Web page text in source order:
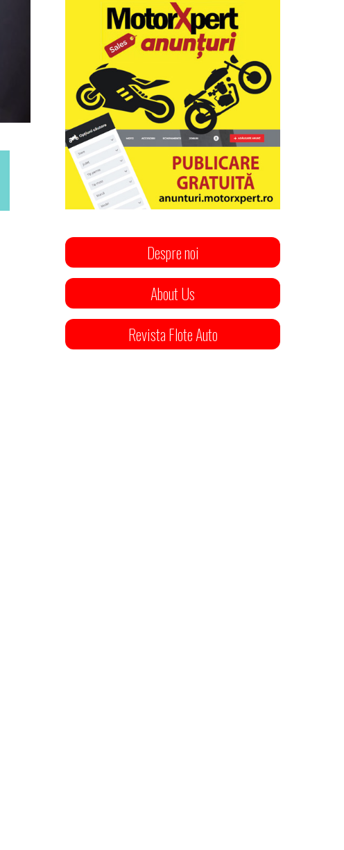
Despre noi
About Us
Revista Flote Auto